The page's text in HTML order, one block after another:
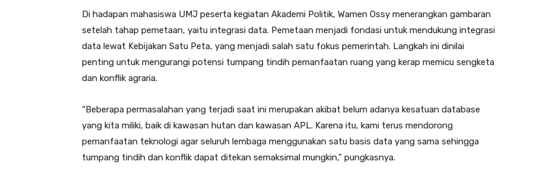
Di hadapan mahasiswa UMJ peserta kegiatan Akademi Politik, Wamen Ossy menerangkan gambaran
setelah tahap pemetaan, yaitu integrasi data. Pemetaan menjadi fondasi untuk mendukung integrasi
data lewat Kebijakan Satu Peta, yang menjadi salah satu fokus pemerintah. Langkah ini dinilai
penting untuk mengurangi potensi tumpang tindih pemanfaatan ruang yang kerap memicu sengketa
dan konflik agraria.
“Beberapa permasalahan yang terjadi saat ini merupakan akibat belum adanya kesatuan database
yang kita miliki, baik di kawasan hutan dan kawasan APL. Karena itu, kami terus mendorong
pemanfaatan teknologi agar seluruh lembaga menggunakan satu basis data yang sama sehingga
tumpang tindih dan konflik dapat ditekan semaksimal mungkin,” pungkasnya.